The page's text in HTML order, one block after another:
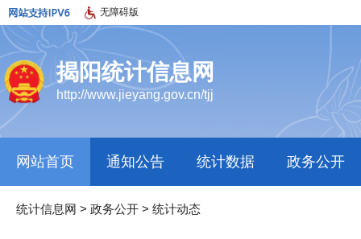
无障碍版
揭阳统计信息网
http://www.jieyang.gov.cn/tjj
网站首页 通知公告 统计数据 政务公开
统计信息网 > 政务公开 > 统计动态